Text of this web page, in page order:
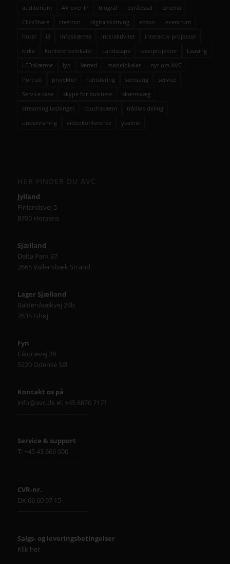
auditorium AV over IP biograf byrådssal
cinema
ClickShare
crestron digitalskiltning epson
eventrum
hotel
i3 infoskærme interaktivitet
interaktiv projektor
kirke
konferencelokaler Landscape laserprojektor
Leasing
LEDskærme
lyd lærred mødelokaler
nyt om AVC
Portrait
projektor rumstyring samsung
service
Service case
skype for business
skærmvæg
streaming løsninger
touchskærm
trådløs deling
undervisning
videokonference yealink
Jylland
Finlandsvej 5
8700 Horsens
Sjælland
Delta Park 37
2665 Vallensbæk Strand
Lager Sjælland
Baldersbækvej 24b
2635 Ishøj
Fyn
Cikorievej 28
5220 Odense SØ
Kontakt os på
info@avc.dk el. +45 8870 7171
----------------------------------
Service & support
T: +45 43 666 000
----------------------------------
CVR-nr.
DK 66 60 97 15
----------------------------------
Salgs- og leveringsbetingelser
Klik her